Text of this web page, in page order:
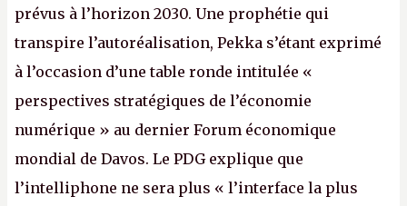
prévus à l’horizon 2030. Une prophétie qui
transpire l’autoréalisation, Pekka s’étant exprimé
à l’occasion d’une table ronde intitulée «
perspectives stratégiques de l’économie
numérique » au dernier Forum économique
mondial de Davos. Le PDG explique que
l’intelliphone ne sera plus « l’interface la plus